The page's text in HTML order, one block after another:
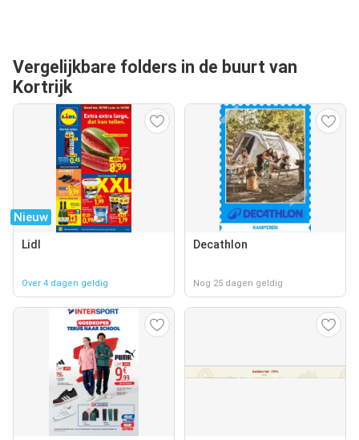
Vergelijkbare folders in de buurt van
Kortrijk
Nieuw
Lidl
Over 4 dagen geldig
Decathlon
Nog 25 dagen geldig